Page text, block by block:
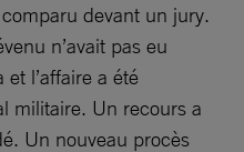
devant un jury.
n’avait pas eu
l’affaire a été
militaire. Un recours a
Un nouveau procès